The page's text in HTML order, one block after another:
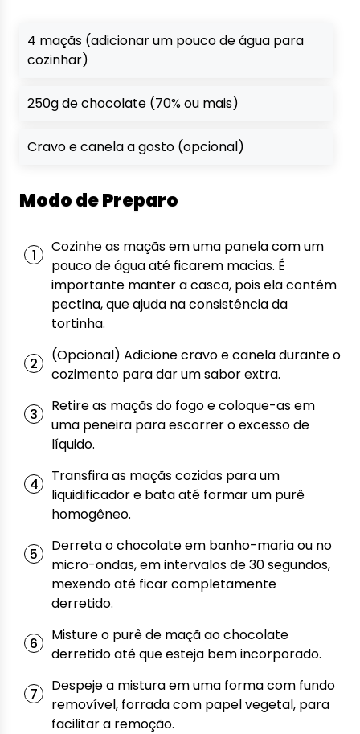
4 maçãs (adicionar um pouco de água para
cozinhar)
250g de chocolate (70% ou mais)
Cravo e canela a gosto (opcional)
Modo de Preparo
Cozinhe as maçãs em uma panela com um
pouco de água até ficarem macias. É
importante manter a casca, pois ela contém
pectina, que ajuda na consistência da
tortinha.
(Opcional) Adicione cravo e canela durante o
cozimento para dar um sabor extra.
Retire as maçãs do fogo e coloque-as em
uma peneira para escorrer o excesso de
líquido.
Transfira as maçãs cozidas para um
liquidificador e bata até formar um purê
homogêneo.
Derreta o chocolate em banho-maria ou no
micro-ondas, em intervalos de 30 segundos,
mexendo até ficar completamente
derretido.
Misture o purê de maçã ao chocolate
derretido até que esteja bem incorporado.
Despeje a mistura em uma forma com fundo
removível, forrada com papel vegetal, para
facilitar a remoção.